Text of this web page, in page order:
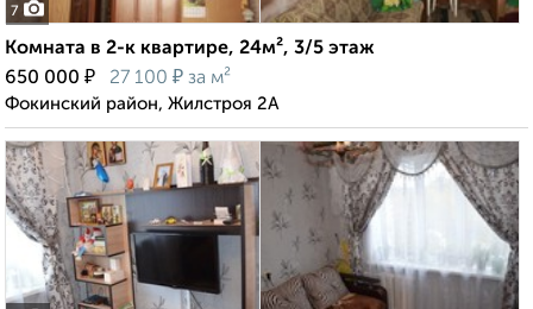
7
Комната в 2-к квартире, 24м², 3/5 этаж
650 000 ₽ 27 100 ₽ за м²
Фокинский район, Жилстроя 2А